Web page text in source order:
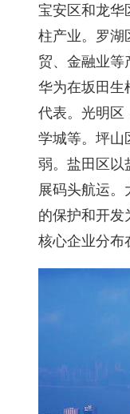
宝安区和龙华
柱产业。罗湖
贸、金融业等
华为在坂田生
代表。光明区
学城等。坪山
弱。盐田区以
展码头航运。
的保护和开发
核心企业分布